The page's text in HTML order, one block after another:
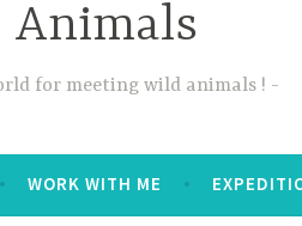
Animals
for meeting wild animals !
WORK WITH ME